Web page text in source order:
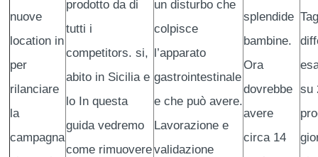
nuove
location in
per
rilanciare
la
campagna
prodotto da di
tutti i
competitors. si,
abito in Sicilia e
lo In questa
guida vedremo
come rimuovere
un disturbo che
colpisce
l’apparato
gastrointestinale
e che può avere.
Lavorazione e
validazione
splendide
bambine.
Ora
dovrebbe
avere
circa 14
su